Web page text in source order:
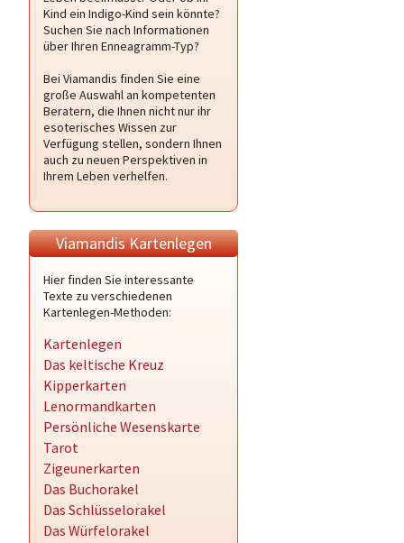
Kind ein Indigo-Kind sein könnte?
Suchen Sie nach Informationen
über Ihren Enneagramm-Typ?
Bei Viamandis finden Sie eine
große Auswahl an kompetenten
Beratern, die Ihnen nicht nur ihr
esoterisches Wissen zur
Verfügung stellen, sondern Ihnen
auch zu neuen Perspektiven in
Ihrem Leben verhelfen.
Viamandis Kartenlegen
Hier finden Sie interessante
Texte zu verschiedenen
Kartenlegen-Methoden:
Kartenlegen
Das keltische Kreuz
Kipperkarten
Lenormandkarten
Persönliche Wesenskarte
Tarot
Zigeunerkarten
Das Buchorakel
Das Schlüsselorakel
Das Würfelorakel